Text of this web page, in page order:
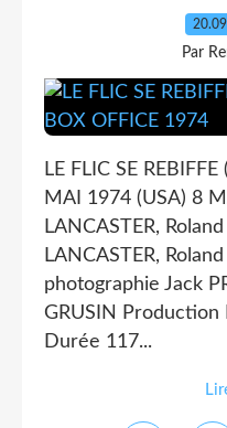
Par
LE FLIC SE
MAI 1974 (USA) 8
LANCASTER,
LANCASTER,
photographie Jack
GRUSIN
Durée 117...